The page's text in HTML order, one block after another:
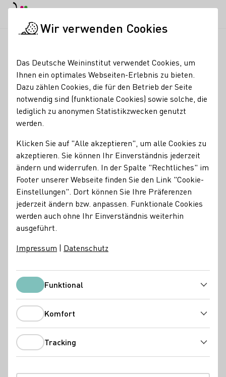
GR präsentiert Wein-
Trends in Hamburg
28.07.23
und ihre Weine am 4. September im Ehemaligen
Hauptzollamt.
DWI Aktuell
Wenn es um Trends und spannende Entdeckungen bei
deutschen Weinen geht, kommt man um die alljährliche
Wir verwenden Cookies
Das Deutsche Weininstitut verwendet Cookies, um
Ihnen ein optimales Webseiten-Erlebnis zu bieten.
Dazu zählen Cookies, die für den Betrieb der Seite
notwendig sind (funktionale Cookies) sowie solche, die
lediglich zu anonymen Statistikzwecken genutzt
werden.
Klicken Sie auf "Alle akzeptieren", um alle Cookies zu
akzeptieren. Sie können Ihr Einverständnis jederzeit
ändern und widerrufen. In der Spalte "Rechtliches" im
Footer unserer Webseite finden Sie den Link "Cookie-
Einstellungen". Dort können Sie Ihre Präferenzen
jederzeit ändern bzw. anpassen. Funktionale Cookies
werden auch ohne Ihr Einverständnis weiterhin
ausgeführt.
Impressum | Datenschutz
FunktionalFunktional
Komfort
Tracking